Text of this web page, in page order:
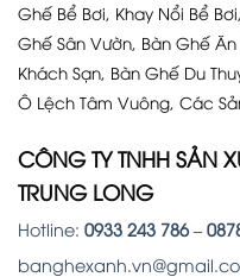
Ghế Bể Bơi, Khay Nổi Bể
Ghế Sân Vườn, Bàn Ghế
Khách Sạn, Bàn Ghế Du
Ô Lệch Tâm Vuông, Các
CÔNG TY TNHH SẢN
TRUNG LONG
Hotline: 0933 243 786–